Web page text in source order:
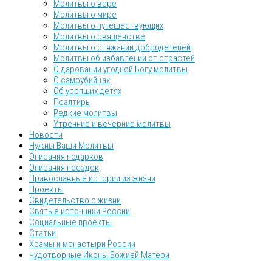
Молитвы о вере
Молитвы о мире
Молитвы о путешествующих
Молитвы о священстве
Молитвы о стяжании добродетелей
Молитвы об избавлении от страстей
О даровании угодной Богу молитвы
О самоубийцах
Об усопших детях
Псалтирь
Редкие молитвы
Утренние и вечерние молитвы
Новости
Нужны Ваши Молитвы
Описания подарков
Описания поездок
Православные истории из жизни
Проекты
Свидетельство о жизни
Святые источники России
Социальные проекты
Статьи
Храмы и монастыри России
Чудотворные Иконы Божией Матери